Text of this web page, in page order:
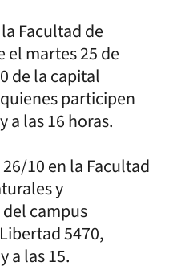
Facultad de
el martes 25 de
de la capital
participen
a las 16 horas.
10 en la Facultad
y
campus
5470,
a las 15.